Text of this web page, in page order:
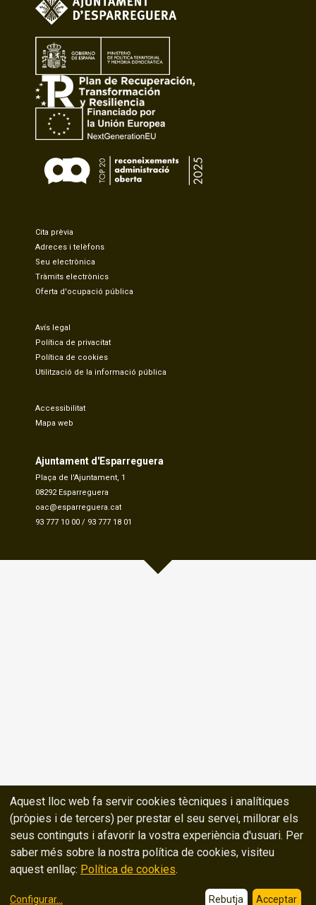
Cita prèvia
Adreces i telèfons
Seu electrònica
Tràmits electrònics
Oferta d'ocupació pública
Avís legal
Política de privacitat
Política de cookies
Utilització de la informació pública
Accessibilitat
Mapa web
Ajuntament d'Esparreguera
Plaça de l'Ajuntament, 1
08292 Esparreguera
oac@esparreguera.cat
93 777 10 00 / 93 777 18 01
Aquest lloc web fa servir cookies tècniques i analítiques
(pròpies i de tercers) per prestar el seu servei, millorar els
seus continguts i afavorir la vostra experiència d'usuari. Per
saber més sobre la nostra política de cookies, visiteu
aquest enllaç: Política de cookies.
Configurar... Rebutja Acceptar